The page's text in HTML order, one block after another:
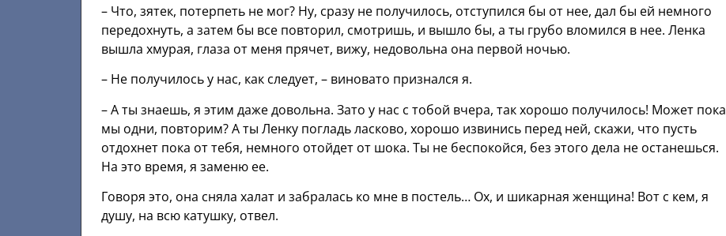
– Что, зятек, потерпеть не мог? Ну, сразу не получилось, отступился бы от нее, дал бы ей немного
передохнуть, а затем бы все повторил, смотришь, и вышло бы, а ты грубо вломился в нее. Ленка
вышла хмурая, глаза от меня прячет, вижу, недовольна она первой ночью.
– Не получилось у нас, как следует, – виновато признался я.
– А ты знаешь, я этим даже довольна. Зато у нас с тобой вчера, так хорошо получилось! Может пока
мы одни, повторим? А ты Ленку погладь ласково, хорошо извинись перед ней, скажи, что пусть
отдохнет пока от тебя, немного отойдет от шока. Ты не беспокойся, без этого дела не останешься.
На это время, я заменю ее.
Говоря это, она сняла халат и забралась ко мне в постель… Ох, и шикарная женщина! Вот с кем, я
душу, на всю катушку, отвел.